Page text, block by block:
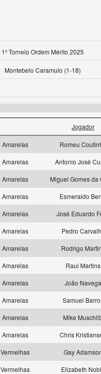
1º Torneio Ordem Mérito 2025
Montebelo Caramulo (1-18)
Jogador
Amarelas
Romeu
Amarelas
Antonio José
Amarelas
Miguel Gomes da
Amarelas
Esmeraldo
Amarelas
José Eduardo
Amarelas
Pedro
Amarelas
Rodrigo
Amarelas
Raul Martins
Amarelas
João Navega
Amarelas
Samuel
Amarelas
Mike
Amarelas
Chris
Vermelhas
Gay
Vermelhas
Elizabeth